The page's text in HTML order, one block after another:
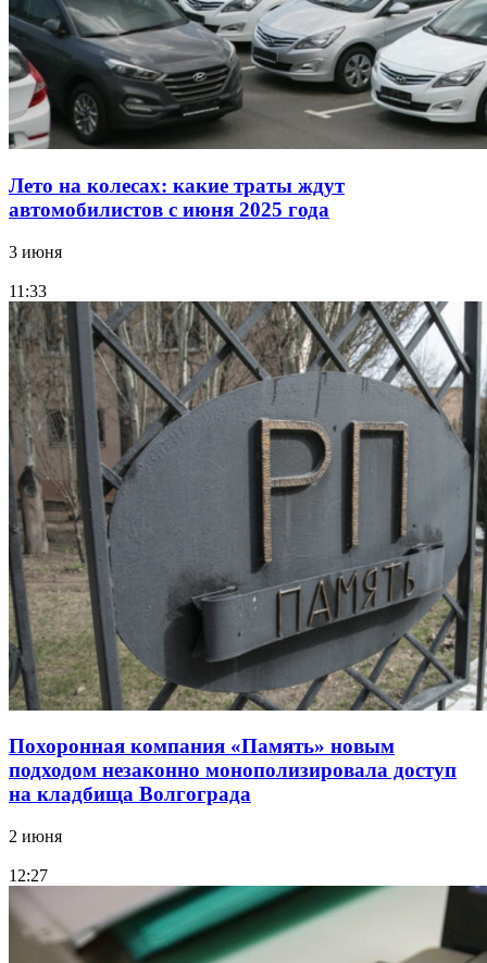
Лето на колесах: какие траты ждут
автомобилистов с июня 2025 года
3 июня
11:33
Похоронная компания «Память» новым
подходом незаконно монополизировала доступ
на кладбища Волгограда
2 июня
12:27